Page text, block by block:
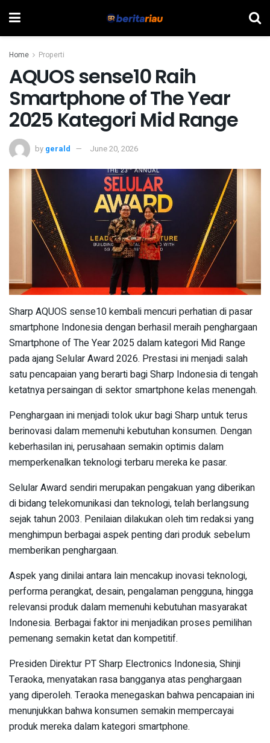
Home Properti
AQUOS sense10 Raih
Smartphone of The Year
2025 Kategori Mid Range
by gerald June 20, 2026
Sharp AQUOS sense10 kembali mencuri perhatian di pasar
smartphone Indonesia dengan berhasil meraih penghargaan
Smartphone of The Year 2025 dalam kategori Mid Range
pada ajang Selular Award 2026. Prestasi ini menjadi salah
satu pencapaian yang berarti bagi Sharp Indonesia di tengah
ketatnya persaingan di sektor smartphone kelas menengah.
Penghargaan ini menjadi tolok ukur bagi Sharp untuk terus
berinovasi dalam memenuhi kebutuhan konsumen. Dengan
keberhasilan ini, perusahaan semakin optimis dalam
memperkenalkan teknologi terbaru mereka ke pasar.
Selular Award sendiri merupakan pengakuan yang diberikan
di bidang telekomunikasi dan teknologi, telah berlangsung
sejak tahun 2003. Penilaian dilakukan oleh tim redaksi yang
menghimpun berbagai aspek penting dari produk sebelum
memberikan penghargaan.
Aspek yang dinilai antara lain mencakup inovasi teknologi,
performa perangkat, desain, pengalaman pengguna, hingga
relevansi produk dalam memenuhi kebutuhan masyarakat
Indonesia. Berbagai faktor ini menjadikan proses pemilihan
pemenang semakin ketat dan kompetitif.
Presiden Direktur PT Sharp Electronics Indonesia, Shinji
Teraoka, menyatakan rasa bangganya atas penghargaan
yang diperoleh. Teraoka menegaskan bahwa pencapaian ini
menunjukkan bahwa konsumen semakin mempercayai
produk mereka dalam kategori smartphone.